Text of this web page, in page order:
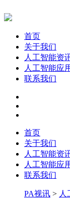
首页
关于我们
人工智能资
人工智能应
联系我们
首页
关于我们
人工智能资
人工智能应
联系我们
PA视讯 > 人